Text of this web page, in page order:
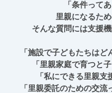
「条件って
里親になるた
そんな質問には支援
「施設で子どもたちはど
「里親家庭で育つと
「私にできる里親支
「里親委託のための交流